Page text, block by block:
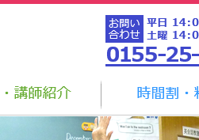
介 時間割・料金
・料金 教室NEWS
教室・講師紹介 時間割・料金